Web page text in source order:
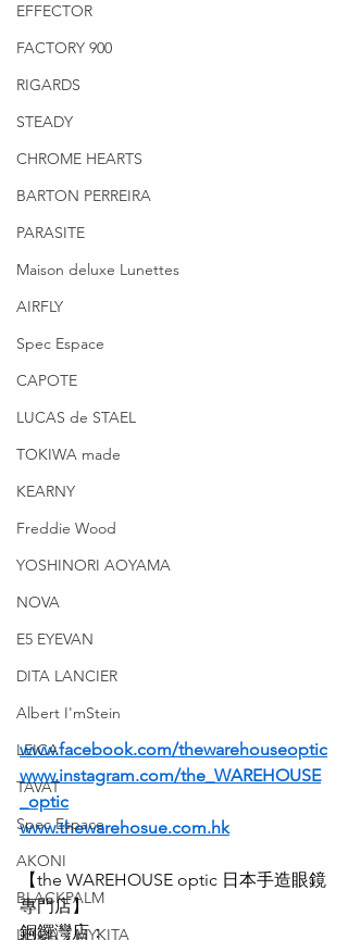
EFFECTOR
FACTORY 900
RIGARDS
STEADY
CHROME HEARTS
BARTON PERREIRA
PARASITE
Maison deluxe Lunettes
AIRFLY
Spec Espace
CAPOTE
LUCAS de STAEL
TOKIWA made
KEARNY
Freddie Wood
YOSHINORI AOYAMA
NOVA
E5 EYEVAN
DITA LANCIER
Albert I'mStein
LEICA
TAVAT
Spec Espace
AKONI
BLACKPALM
LEICA x MYKITA
www.facebook.com/thewarehouseoptic
www.instagram.com/the_WAREHOUSE
_optic
www.thewarehosue.com.hk
【the WAREHOUSE optic 日本手造眼鏡
專門店】
銅鑼灣店：